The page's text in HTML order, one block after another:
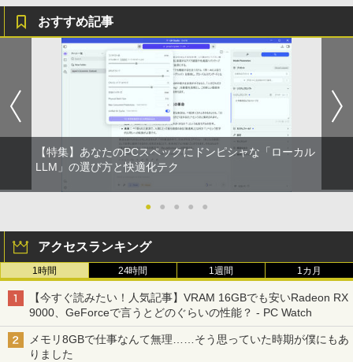
おすすめ記事
【特集】あなたのPCスペックにドンピシャな「ローカル
LLM」の選び方と快適化テク
● ● ● ● ●
アクセスランキング
1時間 24時間 1週間 1カ月
【今すぐ読みたい！人気記事】VRAM 16GBでも安いRadeon RX
9000、GeForceで言うとどのぐらいの性能？ - PC Watch
メモリ8GBで仕事なんて無理……そう思っていた時期が僕にもあ
りました